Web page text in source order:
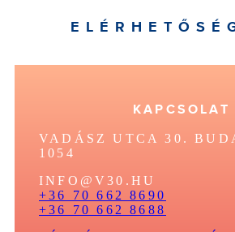
KAPCSOLAT
VADÁSZ UTCA 30.
1054
INFO@V30.HU
+36 70 662 8690
+36 70 662 8688